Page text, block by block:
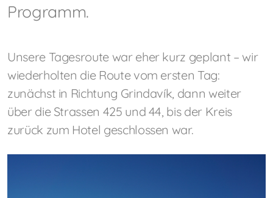
Programm.
Unsere Tagesroute war eher kurz geplant – wir
wiederholten die Route vom ersten Tag:
zunächst in Richtung Grindavík, dann weiter
über die Strassen 425 und 44, bis der Kreis
zurück zum Hotel geschlossen war.